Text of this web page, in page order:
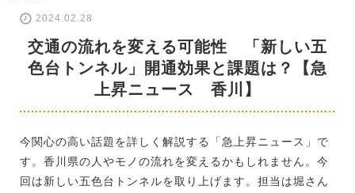
2024.02.28
交通の流れを変える可能性 「新しい五
色台トンネル」開通効果と課題は？【急
上昇ニュース 香川】
今関心の高い話題を詳しく解説する「急上昇ニュース」で
す。香川県の人やモノの流れを変えるかもしれません。今
回は新しい五色台トンネルを取り上げます。担当は堀さん